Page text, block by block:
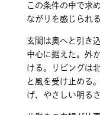
この条件の中で求
ながりを感じられる
玄関は奥へと引き
中心に据えた。外
ける。リビングは
と風を受け止める
げ、やさしい明る